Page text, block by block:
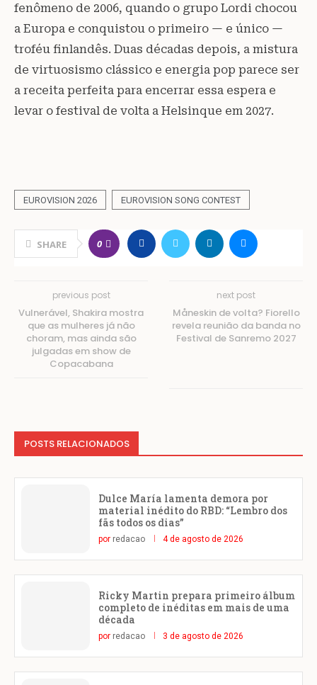
fenômeno de 2006, quando o grupo Lordi chocou
a Europa e conquistou o primeiro — e único —
troféu finlandês. Duas décadas depois, a mistura
de virtuosismo clássico e energia pop parece ser
a receita perfeita para encerrar essa espera e
levar o festival de volta a Helsinque em 2027.
EUROVISION 2026 EUROVISION SONG CONTEST
SHARE 0
previous post
Vulnerável, Shakira mostra
que as mulheres já não
choram, mas ainda são
julgadas em show de
Copacabana
next post
Måneskin de volta? Fiorello
revela reunião da banda no
Festival de Sanremo 2027
POSTS RELACIONADOS
Dulce María lamenta demora por
material inédito do RBD: “Lembro dos
fãs todos os dias”
por redacao 4 de agosto de 2026
Ricky Martin prepara primeiro álbum
completo de inéditas em mais de uma
década
por redacao 3 de agosto de 2026